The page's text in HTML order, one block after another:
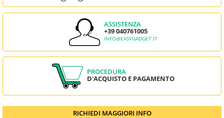
ASSISTENZA
+39 040761005
INFO@EASYGADGET.IT
PROCEDURA
D'ACQUISTO E PAGAMENTO
RICHIEDI MAGGIORI INFO